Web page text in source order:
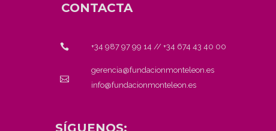
CONTACTA
+34 987 97 99 14 // +34 674 43 40 00
gerencia@fundacionmonteleon.es
info@fundacionmonteleon.es
SÍGUENOS: